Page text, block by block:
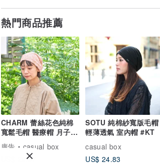
熱門商品推薦
CHARM 蕾絲花色純棉
寬鬆毛帽 醫療帽 月子帽
透氣舒適
廣告
casual box
US$ 29.97
SOTU 純棉紗寬版毛帽
輕薄透氣 室內帽 #KT
casual box
US$ 24.83